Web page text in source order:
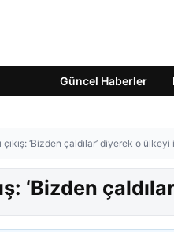
Güncel Haberler
çıkış: ‘Bizden çaldılar’ diyerek o
‘Bizden